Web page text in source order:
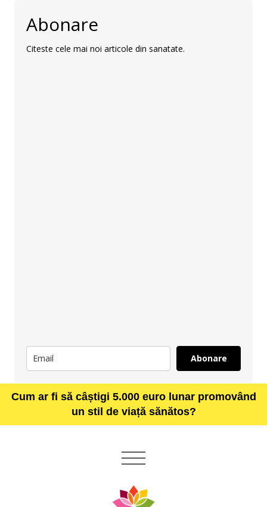
Abonare
Citeste cele mai noi articole din sanatate.
Abonare
Cum ar fi să câștigi 5.000 euro lunar promovând
un stil de viață sănătos?